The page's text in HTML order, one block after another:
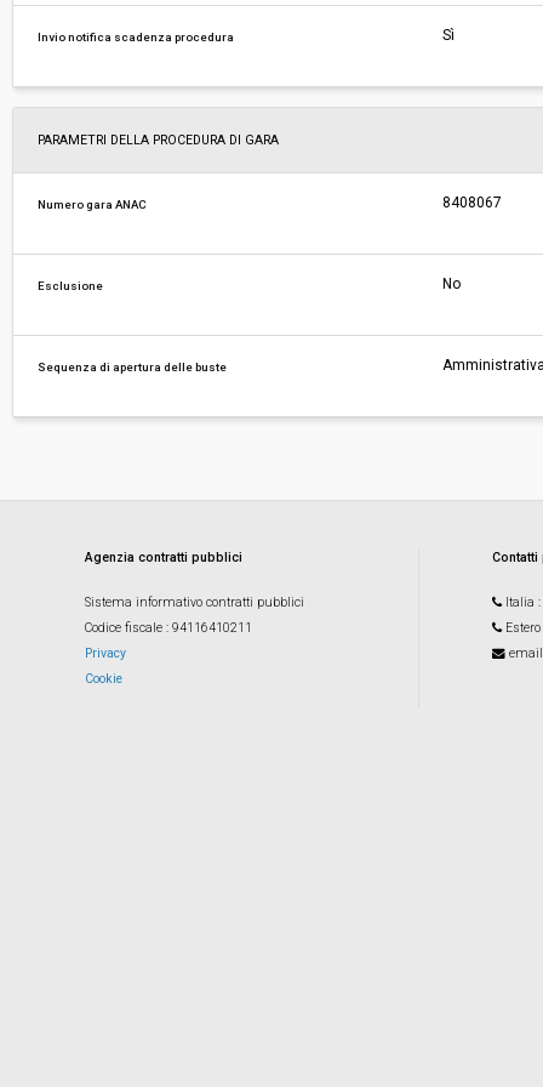
Invio notifica scadenza procedura Sì
PARAMETRI DELLA PROCEDURA DI GARA
Numero gara ANAC 8408067
Esclusione No
Sequenza di apertura delle buste
Agenzia contratti pubblici
Sistema informativo contratti pubblici
Codice fiscale : 94116410211
Privacy
Cookie
Italia
Estero
email